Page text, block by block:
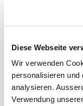
Diese Webseite
Wir verwenden
personalisieren
analysieren.
Verwendung